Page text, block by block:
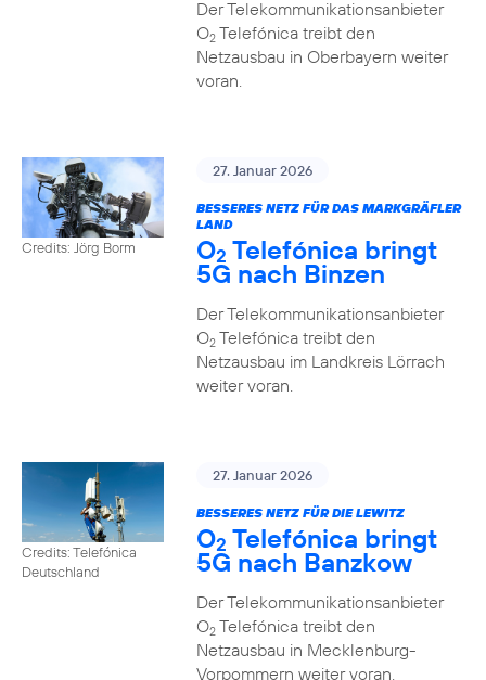
Der Telekommunikationsanbieter
O2Telefónica treibt den
Netzausbau in Oberbayern weiter
voran.
Credits: Jörg Borm
27. Januar 2026
BESSERES NETZ FÜR DAS MARKGRÄFLER
LAND
O2 Telefónica bringt
5G nach Binzen
Der Telekommunikationsanbieter
O2Telefónica treibt den
Netzausbau im Landkreis Lörrach
weiter voran.
Credits: Telefónica
Deutschland
27. Januar 2026
BESSERES NETZ FÜR DIE LEWITZ
O2 Telefónica bringt
5G nach Banzkow
Der Telekommunikationsanbieter
O2Telefónica treibt den
Netzausbau in Mecklenburg-
Vorpommern weiter voran.